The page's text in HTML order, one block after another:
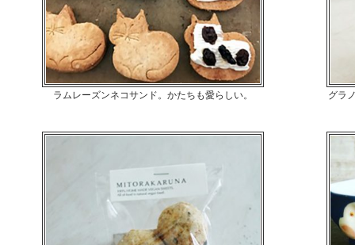
ラムレーズンネコサンド。かたちも愛らしい。 グラ